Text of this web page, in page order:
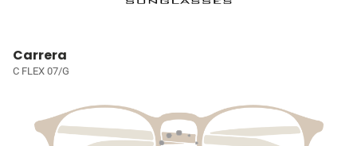
Carrera
C FLEX 07/G